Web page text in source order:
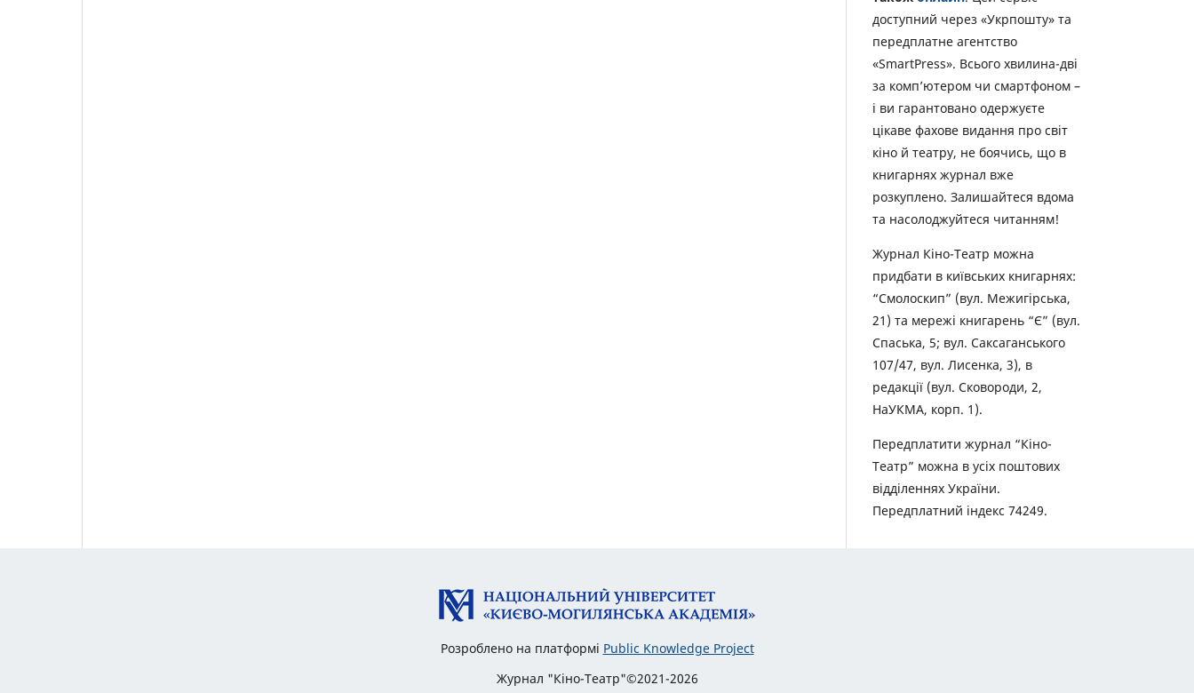
доступний через «Укрпошту» та
передплатне агентство
«SmartPress». Всього хвилина-дві
за комп’ютером чи смартфоном –
і ви гарантовано одержуєте
цікаве фахове видання про світ
кіно й театру, не боячись, що в
книгарнях журнал вже
розкуплено. Залишайтеся вдома
та насолоджуйтеся читанням!
Журнал Кіно-Театр можна
придбати в київських книгарнях:
“Смолоскип” (вул. Межигірська,
21) та мережі книгарень “Є” (вул.
Спаська, 5; вул. Саксаганського
107/47, вул. Лисенка, 3), в
редакції (вул. Сковороди, 2,
НаУКМА, корп. 1).
Передплатити журнал “Кіно-
Театр” можна в усіх поштових
відділеннях України.
Передплатний індекс 74249.
Розроблено на платформі Public Knowledge Project
Журнал "Кіно-Театр"©2021-2026